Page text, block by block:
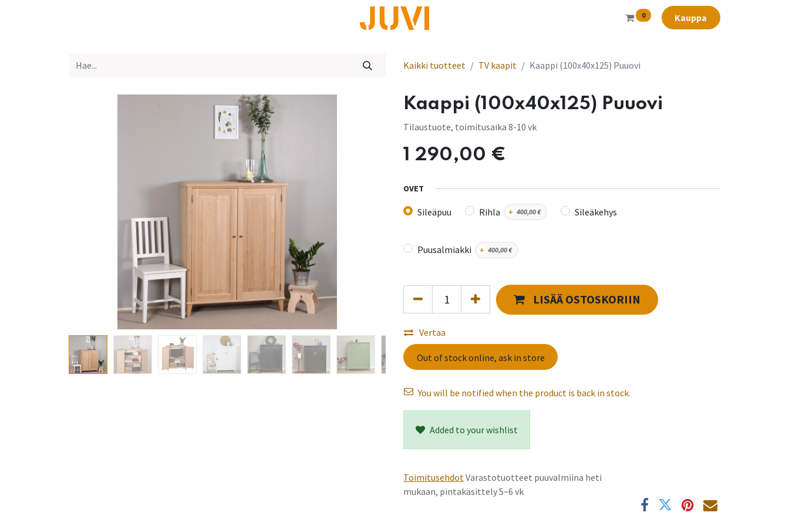
0 Kauppa
Kaikki tuotteet TV kaapit Kaappi (100x40x125) Puuovi
Kaappi (100x40x125) Puuovi
Tilaustuote, toimitusaika 8-10 vk
1 290,00 €
OVET
Sileäpuu Rihla + 400,00€ Sileäkehys
Puusalmiakki + 400,00€
LISÄÄ OSTOSKORIIN
Vertaa
Out of stock online, ask in store
You will be notified when the product is back in stock.
Added to your wishlist
ToimitusehdotVarastotuotteet puuvalmiina heti
mukaan, pintakäsittely 5~6 vk
yksityisyyttäsi
Käytämme evästeitä
Hyväksy kaikki